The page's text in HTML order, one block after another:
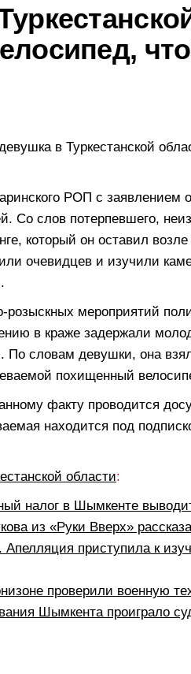
в Туркестанской
РОП с заявлением
Со слов потерпевшего,
который он оставил
очевидцев и изучили
розыскных мероприятий
в краже задержали
По словам девушки, она
похищенный
факту проводится
находится под
области:
налог в Шымкенте
из «Руки Вверх»
приступила к
проверили военную
Шымкента проиграло